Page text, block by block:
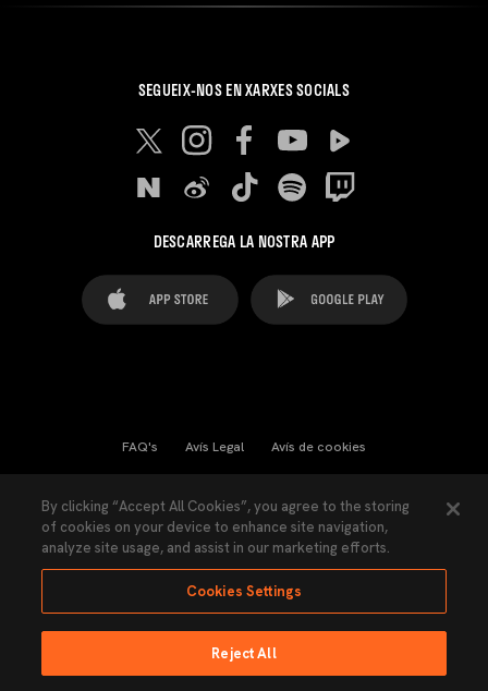
SEGUEIX-NOS EN XARXES SOCIALS
DESCARREGA LA NOSTRA APP
FAQ's Avís Legal Avís de cookies
Llei de Transparència Política de Privacitat
Accessibilitat
Ninguna parte de esta página puede ser reproducida sin el permiso del Valencia
By clicking “Accept All Cookies”, you agree to the storing
of cookies on your device to enhance site navigation,
analyze site usage, and assist in our marketing efforts.
Cookies Settings
Reject All